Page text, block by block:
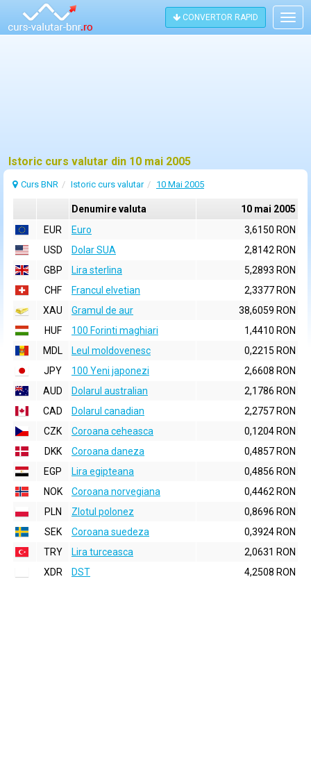
CONVERTOR RAPID
Istoric curs valutar din 10 mai 2005
Curs BNR Istoric curs valutar 10 Mai 2005
Denumire valuta
10 mai 2005
EUR
Euro
3,6150 RON
USD
Dolar SUA
2,8142 RON
GBP
Lira sterlina
5,2893 RON
CHF
Francul elvetian
2,3377 RON
XAU
Gramul de aur
38,6059 RON
HUF
100 Forinti maghiari
1,4410 RON
MDL
Leul moldovenesc
0,2215 RON
JPY
100 Yeni japonezi
2,6608 RON
AUD
Dolarul australian
2,1786 RON
CAD
Dolarul canadian
2,2757 RON
CZK
Coroana ceheasca
0,1204 RON
DKK
Coroana daneza
0,4857 RON
EGP
Lira egipteana
0,4856 RON
NOK
Coroana norvegiana
0,4462 RON
PLN
Zlotul polonez
0,8696 RON
SEK
Coroana suedeza
0,3924 RON
TRY
Lira turceasca
2,0631 RON
XDR
DST 4,2508 RON